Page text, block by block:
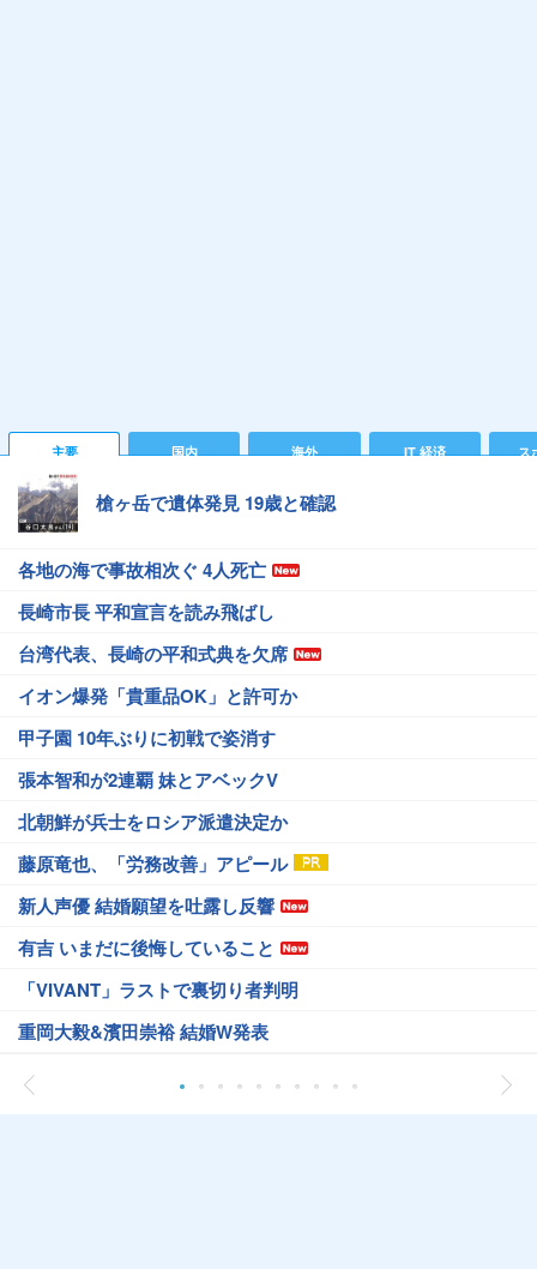
主要 国内 海外 IT 経済 ス
槍ヶ岳で遺体発見 19歳と確認
各地の海で事故相次ぐ 4人死亡
長崎市長 平和宣言を読み飛ばし
台湾代表、長崎の平和式典を欠席
イオン爆発「貴重品OK」と許可か
甲子園 10年ぶりに初戦で姿消す
張本智和が2連覇 妹とアベックV
北朝鮮が兵士をロシア派遣決定か
藤原竜也、「労務改善」アピール
新人声優 結婚願望を吐露し反響
有吉 いまだに後悔していること
「VIVANT」ラストで裏切り者判明
重岡大毅&濱田崇裕 結婚W発表